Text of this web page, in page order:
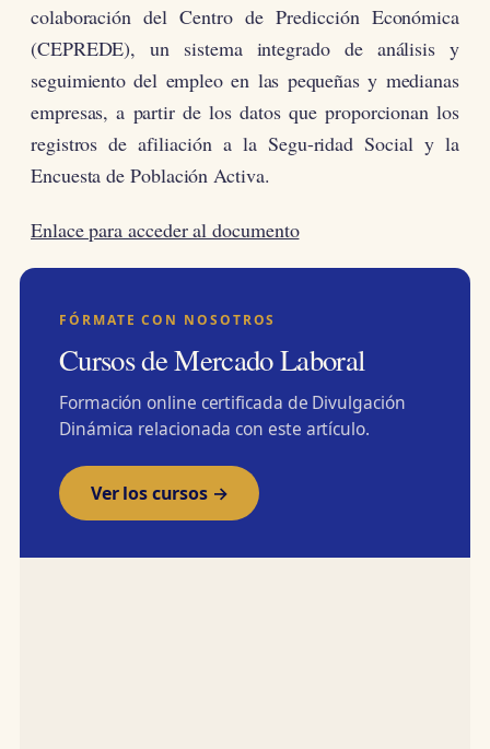
colaboración del Centro de Predicción Económica
(CEPREDE), un sistema integrado de análisis y
seguimiento del empleo en las pequeñas y medianas
empresas, a partir de los datos que proporcionan los
registros de afiliación a la Segu-ridad Social y la
Encuesta de Población Activa.
Enlace para acceder al documento
FÓRMATE CON NOSOTROS
Cursos de Mercado Laboral
Formación online certificada de Divulgación
Dinámica relacionada con este artículo.
Ver los cursos →